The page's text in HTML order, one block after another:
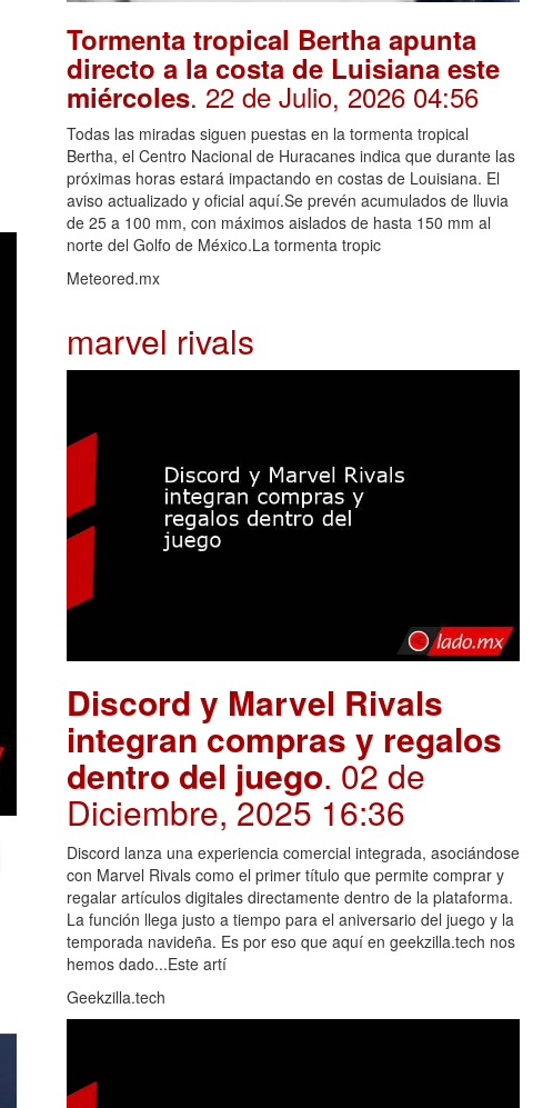
Tormenta tropical Bertha apunta
directo a la costa de Luisiana este
miércoles. 22 de Julio, 2026 04:56
Todas las miradas siguen puestas en la tormenta tropical
Bertha, el Centro Nacional de Huracanes indica que durante las
próximas horas estará impactando en costas de Louisiana. El
aviso actualizado y oficial aquí.Se prevén acumulados de lluvia
de 25 a 100 mm, con máximos aislados de hasta 150 mm al
norte del Golfo de México.La tormenta tropic
Meteored.mx
marvel rivals
Discord y Marvel Rivals
integran compras y regalos
dentro del juego. 02 de
Diciembre, 2025 16:36
Discord lanza una experiencia comercial integrada, asociándose
con Marvel Rivals como el primer título que permite comprar y
regalar artículos digitales directamente dentro de la plataforma.
La función llega justo a tiempo para el aniversario del juego y la
temporada navideña. Es por eso que aquí en geekzilla.tech nos
hemos dado...Este artí
Geekzilla.tech